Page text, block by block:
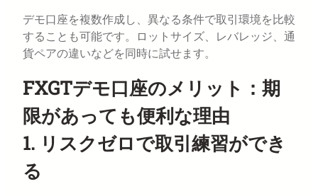
デモ口座を複数作成し、異なる条件で取引環境を比較
することも可能です。ロットサイズ、レバレッジ、通
貨ペアの違いなどを同時に試せます。
FXGTデモ口座のメリット：期
限があっても便利な理由
1. リスクゼロで取引練習ができ
る